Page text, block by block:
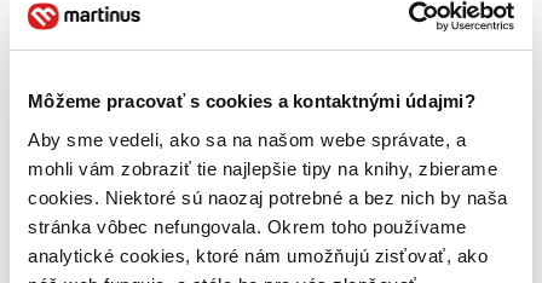
Môžeme pracovať s cookies a kontaktnými údajmi?
Aby sme vedeli, ako sa na našom webe správate, a
mohli vám zobraziť tie najlepšie tipy na knihy, zbierame
cookies. Niektoré sú naozaj potrebné a bez nich by naša
stránka vôbec nefungovala. Okrem toho používame
analytické cookies, ktoré nám umožňujú zisťovať, ako